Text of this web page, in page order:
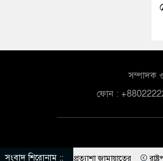
সম্পাদক
ফোন :
সংবাদ শিরোনাম ::
ভারত, প্রত্যাশা জামায়াতের রাষ্ট্রপতি পদে ড.